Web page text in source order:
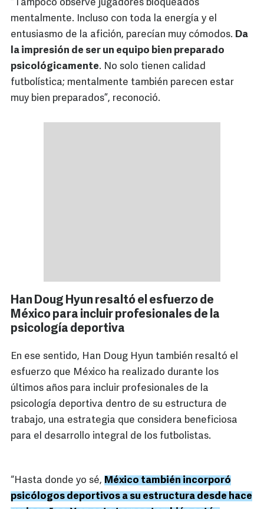
“Tampoco observé jugadores bloqueados
mentalmente. Incluso con toda la energía y el
entusiasmo de la afición, parecían muy cómodos. Da
la impresión de ser un equipo bien preparado
psicológicamente. No solo tienen calidad
futbolística; mentalmente también parecen estar
muy bien preparados”, reconoció.
Han Doug Hyun resaltó el esfuerzo de
México para incluir profesionales de la
psicología deportiva
En ese sentido, Han Doug Hyun también resaltó el
esfuerzo que México ha realizado durante los
últimos años para incluir profesionales de la
psicología deportiva dentro de su estructura de
trabajo, una estrategia que considera beneficiosa
para el desarrollo integral de los futbolistas.
“Hasta donde yo sé, México también incorporó
psicólogos deportivos a su estructura desde hace